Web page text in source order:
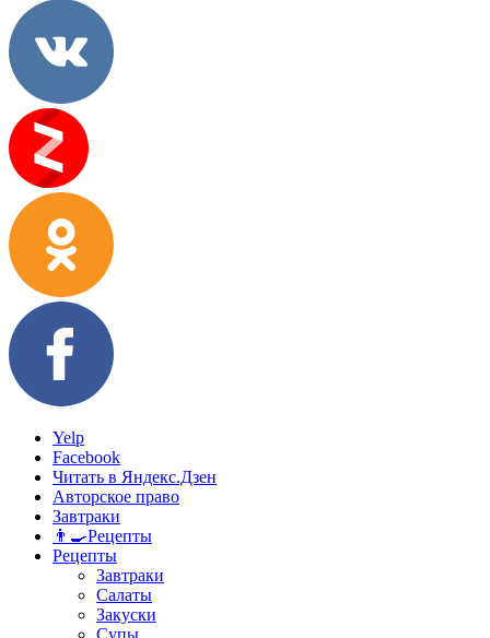
Yelp
Facebook
Читать в Яндекс.Дзен
Авторское право
Завтраки
👨‍🍳Рецепты
Рецепты
Завтраки
Салаты
Закуски